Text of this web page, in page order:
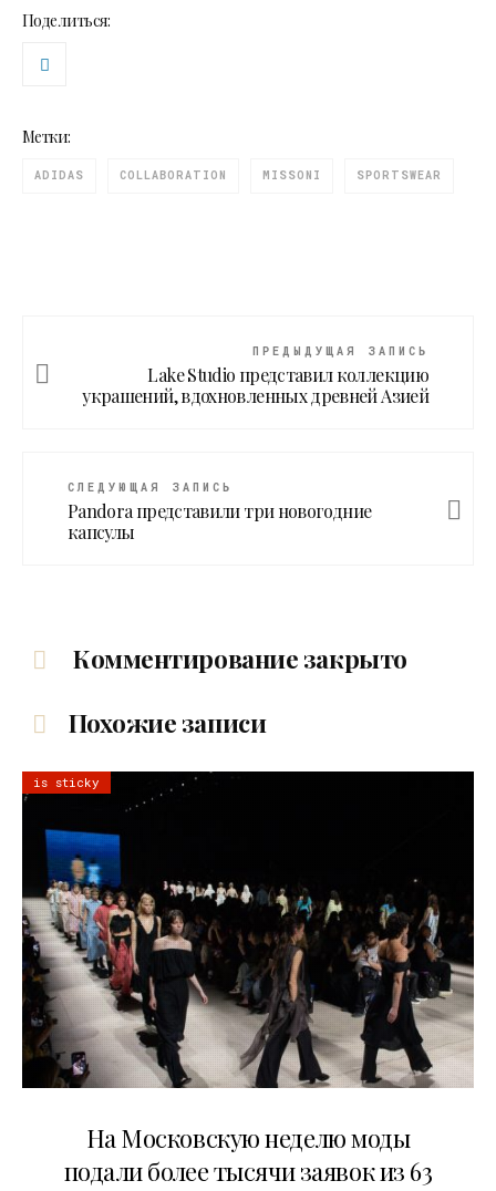
Поделиться:
Метки:
ADIDAS COLLABORATION MISSONI SPORTSWEAR
ПРЕДЫДУЩАЯ ЗАПИСЬ
Lake Studio представил коллекцию
украшений, вдохновленных древней Азией
СЛЕДУЮЩАЯ ЗАПИСЬ
Pandora представили три новогодние
капсулы
Комментирование закрыто
Похожие записи
is sticky
На Московскую неделю моды
подали более тысячи заявок из 63